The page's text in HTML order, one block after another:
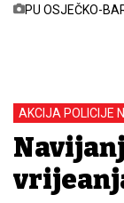
PU OSJEČKO-
AKCIJA POLICIJE